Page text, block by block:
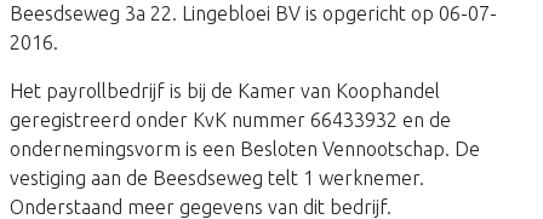
Beesdseweg 3a 22. Lingebloei BV is opgericht op 06-07-
2016.
Het payrollbedrijf is bij de Kamer van Koophandel
geregistreerd onder KvK nummer 66433932 en de
ondernemingsvorm is een Besloten Vennootschap. De
vestiging aan de Beesdseweg telt 1 werknemer.
Onderstaand meer gegevens van dit bedrijf.